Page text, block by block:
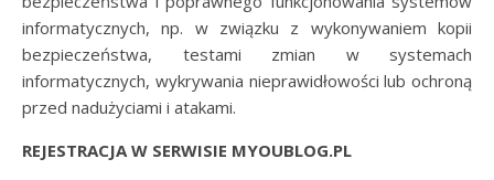
informatycznych, np. w związku z wykonywaniem kopii
bezpieczeństwa, testami zmian w systemach
informatycznych, wykrywania nieprawidłowości lub ochroną
przed nadużyciami i atakami.
REJESTRACJA W SERWISIE MYOUBLOG.PL